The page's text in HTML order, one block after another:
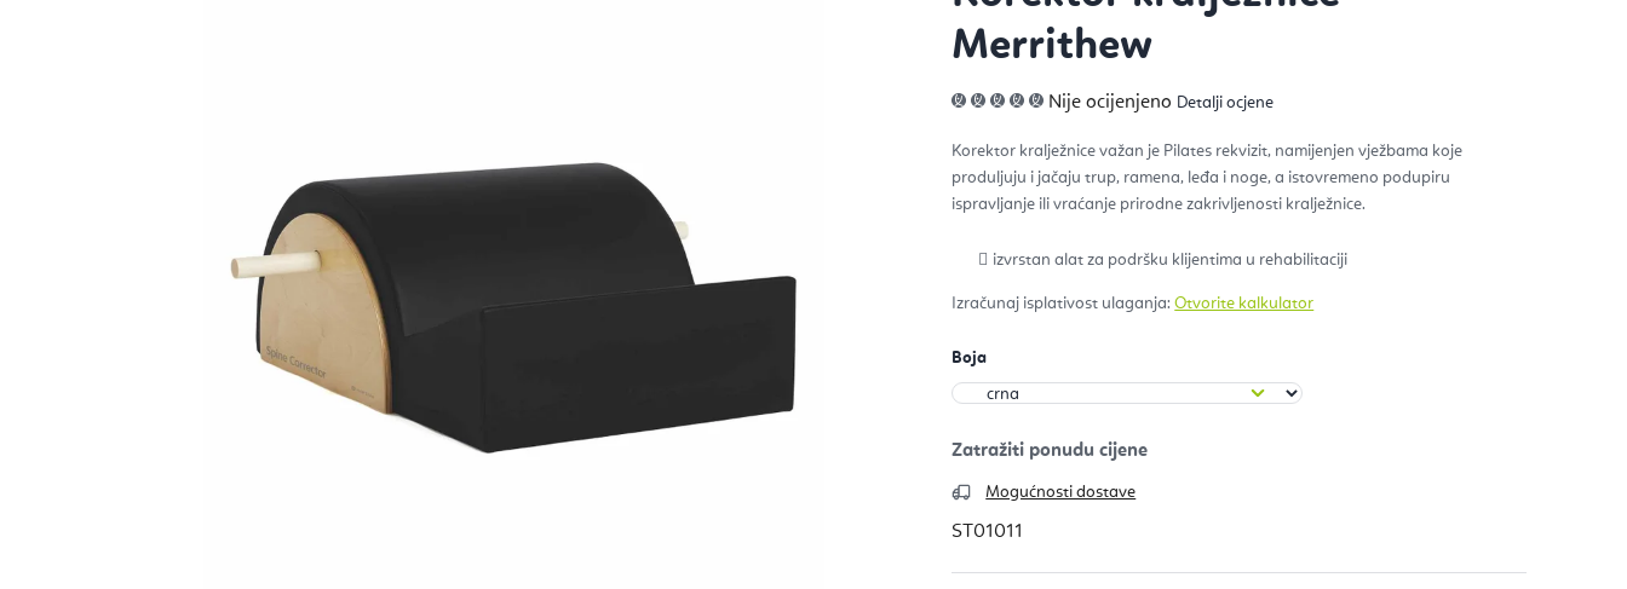
Merrithew
Prosječna
ocjena
0,0
od
5
zvjezdica.
Nije ocijenjeno Detalji ocjene
Korektor kralježnice važan je Pilates rekvizit, namijenjen vježbama koje
produljuju i jačaju trup, ramena, leđa i noge, a istovremeno podupiru
ispravljanje ili vraćanje prirodne zakrivljenosti kralježnice.
izvrstan alat za podršku klijentima u rehabilitaciji
Izračunaj isplativost ulaganja:Otvorite kalkulator
Boja
Zatražiti ponudu cijene
Mogućnosti dostave
ST01011